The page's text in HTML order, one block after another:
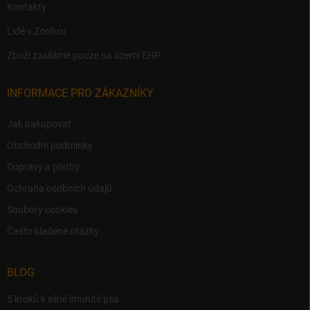
Kontakty
Lidé v Zoofixu
Zboží zasíláme pouze na území EHP
INFORMACE PRO ZÁKAZNÍKY
Jak nakupovat
Obchodní podmínky
Dopravy a platby
Ochrana osobních údajů
Soubory cookies
Často kladené otázky
BLOG
5 kroků k silné imunitě psa